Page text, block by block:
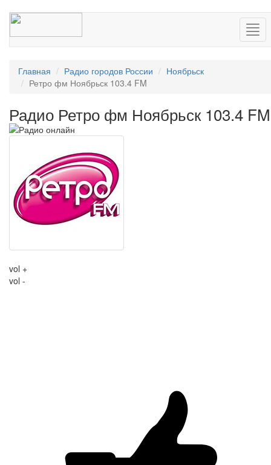
Главная Радио городов России
Ноябрьск
Ретро фм Ноябрьск 103.4 FM
Радио Ретро фм Ноябрьск 103.4 FM
vol +
vol -